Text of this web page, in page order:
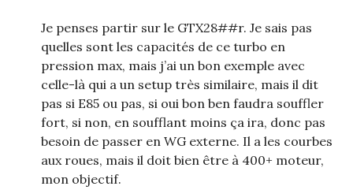
Je penses partir sur le GTX28##r. Je sais pas
quelles sont les capacités de ce turbo en
pression max, mais j’ai un bon exemple avec
celle-là qui a un setup très similaire, mais il dit
pas si E85 ou pas, si oui bon ben faudra souffler
fort, si non, en soufflant moins ça ira, donc pas
besoin de passer en WG externe. Il a les courbes
aux roues, mais il doit bien être à 400+ moteur,
mon objectif.